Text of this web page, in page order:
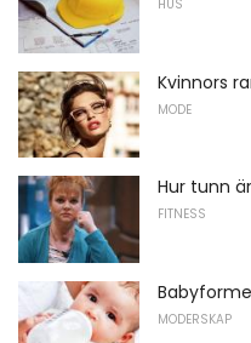
HUS
Kvinnors
MODE
Hur tunn
FITNESS
MODERSKAP